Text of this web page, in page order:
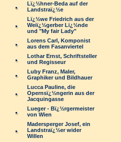
Lï¿½hner-Beda auf der
Landstraï¿½e
Lï¿½we Friedrich aus der
Weiï¿½gerber Lï¿½nde
und "My fair Lady"
Lorens Carl, Komponist
aus dem Fasanviertel
Lothar Ernst, Schriftsteller
und Regisseur
Luby Franz, Maler,
Graphiker und Bildhauer
Lucca Pauline, die
Opernsï¿½ngerin aus der
Jacquingasse
Lueger - Bï¿½rgermeister
von Wien
Madersperger Josef, ein
Landstraï¿½er wider
Willen